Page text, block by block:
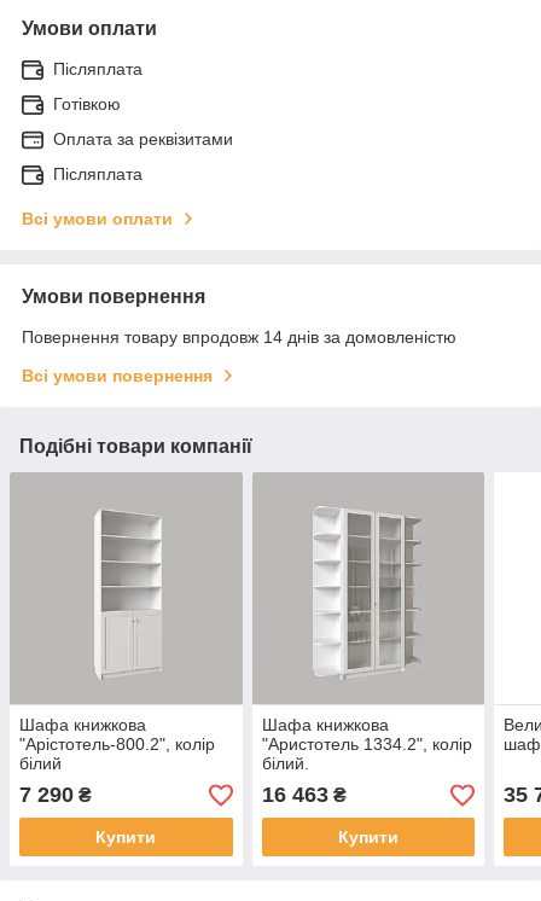
Умови оплати
Післяплата
Готівкою
Оплата за реквізитами
Післяплата
Всі умови оплати
Умови повернення
Повернення товару впродовж 14 днів за домовленістю
Всі умови повернення
Подібні товари компанії
Шафа книжкова
"Арістотель-800.2", колір
білий
7 290 ₴
Купити
Шафа книжкова
"Аристотель 1334.2", колір
білий.
16 463₴
Купити
35